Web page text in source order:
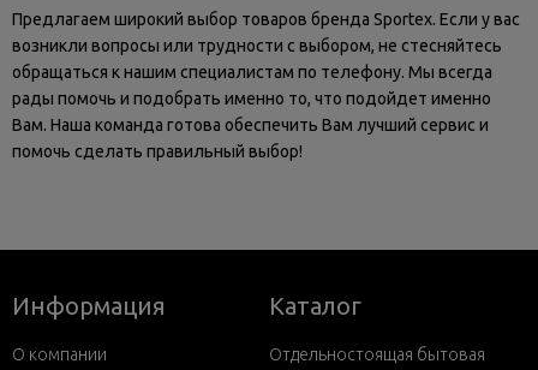
Предлагаем широкий выбор товаров бренда Sportex. Если у вас
возникли вопросы или трудности с выбором, не стесняйтесь
обращаться к нашим специалистам по телефону. Мы всегда
рады помочь и подобрать именно то, что подойдет именно
Вам. Наша команда готова обеспечить Вам лучший сервис и
помочь сделать правильный выбор!
Информация
О компании
Каталог
Отдельностоящая бытовая